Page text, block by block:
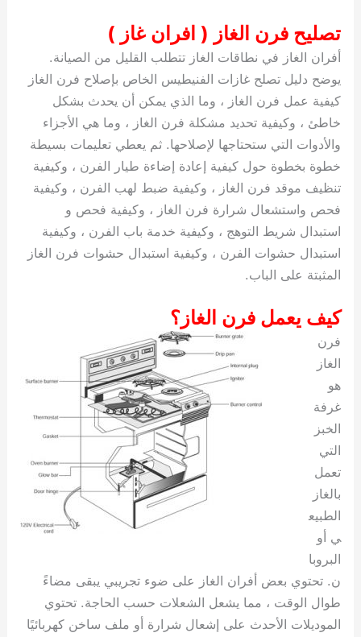
تصليح فرن الغاز ( افران غاز )
أفران الغاز في نطاقات الغاز تتطلب القليل من الصيانة.
يوضح دليل تصلح غازات الفنيطيس الخاص بإصلاح فرن الغاز
كيفية عمل فرن الغاز ، وما الذي يمكن أن يحدث بشكل
خاطئ ، وكيفية تحديد مشكلة فرن الغاز ، وما هي الأجزاء
والأدوات التي ستحتاجها لإصلاحها. ثم يعطي تعليمات بسيطة
خطوة بخطوة حول كيفية إعادة إضاءة طيار الفرن ، وكيفية
تنظيف موقد فرن الغاز ، وكيفية ضبط لهب الفرن ، وكيفية
فحص واستشعال شرارة فرن الغاز ، وكيفية فحص و
استبدال شريط التوهج ، وكيفية خدمة باب الفرن ، وكيفية
استبدال حشوات الفرن ، وكيفية استبدال حشوات فرن الغاز
المثبتة على الباب.
كيف يعمل فرن الغاز؟
فرن
الغاز
هو
غرفة
الخبز
التي
تعمل
بالغاز
الطبيع
ي أو
البروبا
ن. تحتوي بعض أفران الغاز على ضوء تجريبي يبقى مضاءً
طوال الوقت ، مما يشعل الشعلات حسب الحاجة. تحتوي
الموديلات الأحدث على إشعال شرارة أو ملف ساخن كهربائيًا